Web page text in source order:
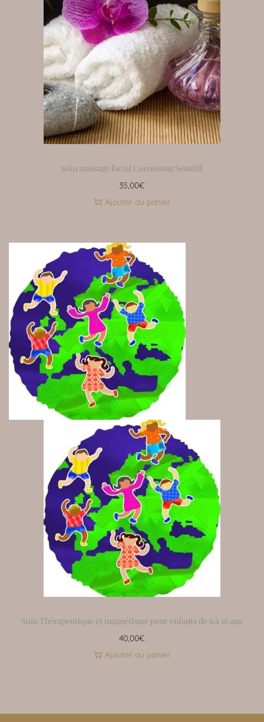
Soin massage facial Cocooning Sensitif
35,00€
Ajouter au panier
Soin Thérapeutique et magnétisme pour enfants de 6 à 16 ans
40,00€
Ajouter au panier